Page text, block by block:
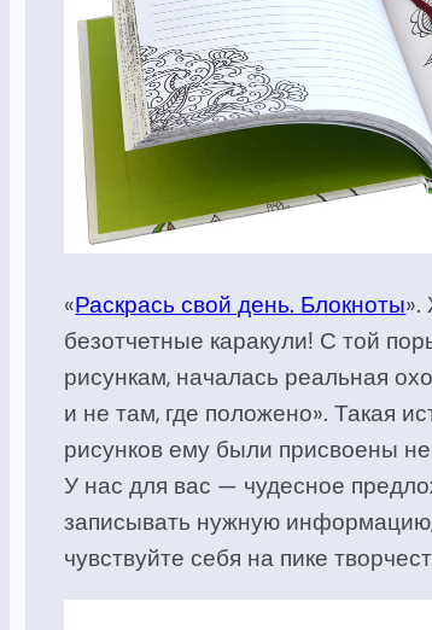
«Раскрась свой день. Блокноты».
безотчетные каракули! С той
рисункам, началась реальная
и не там, где положено». Такая
рисунков ему были присвоены
У нас для вас — чудесное
записывать нужную
чувствуйте себя на пике